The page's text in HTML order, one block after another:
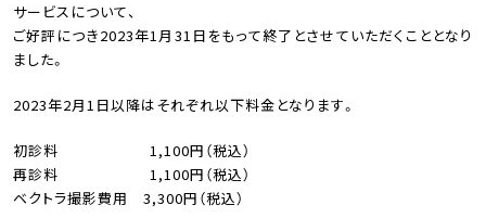
サービスについて、
ご好評につき2023年1月31日をもって終了とさせていただくこととなり
ました。
2023年2月1日以降はそれぞれ以下料金となります。
初診料 1,100円（税込）
再診料 1,100円（税込）
ベクトラ撮影費用 3,300円（税込）